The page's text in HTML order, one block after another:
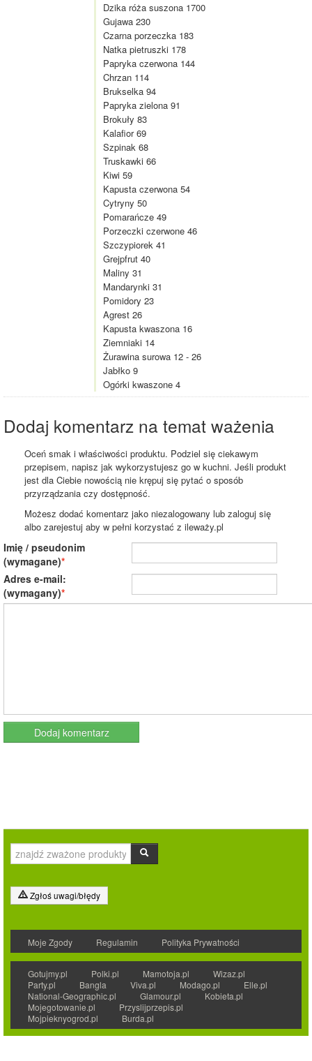
Dzika róża suszona 1700
Gujawa 230
Czarna porzeczka 183
Natka pietruszki 178
Papryka czerwona 144
Chrzan 114
Brukselka 94
Papryka zielona 91
Brokuły 83
Kalafior 69
Szpinak 68
Truskawki 66
Kiwi 59
Kapusta czerwona 54
Cytryny 50
Pomarańcze 49
Porzeczki czerwone 46
Szczypiorek 41
Grejpfrut 40
Maliny 31
Mandarynki 31
Pomidory 23
Agrest 26
Kapusta kwaszona 16
Ziemniaki 14
Żurawina surowa 12 - 26
Jabłko 9
Ogórki kwaszone 4
Dodaj komentarz na temat ważenia
Oceń smak i właściwości produktu. Podziel się ciekawym
przepisem, napisz jak wykorzystujesz go w kuchni. Jeśli produkt
jest dla Ciebie nowością nie krępuj się pytać o sposób
przyrządzania czy dostępność.
Możesz dodać komentarz jako niezalogowany lub zaloguj się
albo zarejestuj aby w pełni korzystać z ileważy.pl
Imię / pseudonim
(wymagane)
Adres e-mail:
(wymagany)
Zgłoś uwagi/błędy
Moje Zgody Regulamin Polityka Prywatności
Gotujmy.pl Polki.pl Mamotoja.pl
Wizaz.pl
Party.pl
Bangla Viva.pl Modago.pl
Elle.pl
National-Geographic.pl
Glamour.pl
Kobieta.pl
Mojegotowanie.pl
Przyslijprzepis.pl
Mojpieknyogrod.pl
Burda.pl